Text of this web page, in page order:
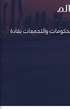
والتجمعات بقادة